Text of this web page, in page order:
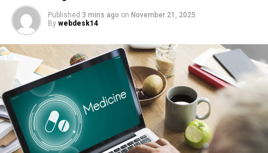
Published 3 mins ago on November 21, 2025
By webdesk14